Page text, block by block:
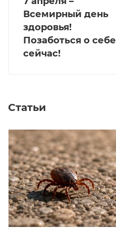
Всемирный день
здоровья!
Позаботься о себе
сейчас!
Статьи